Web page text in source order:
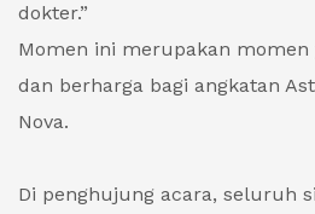
dokter.”
Momen ini merupakan momen
dan berharga bagi angkatan
Nova.
Di penghujung acara, seluruh